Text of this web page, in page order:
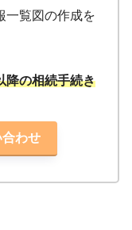
一覧図の作成を
降の相続手続き
わせ